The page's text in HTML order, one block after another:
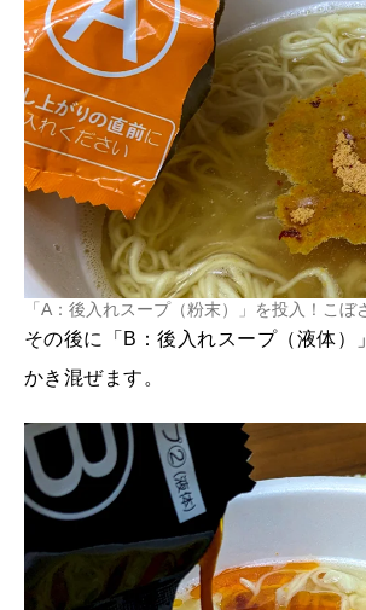
「A：後入れスープ（粉末）」を投入！こぼ
その後に「B：後入れスープ（液体）
かき混ぜます。